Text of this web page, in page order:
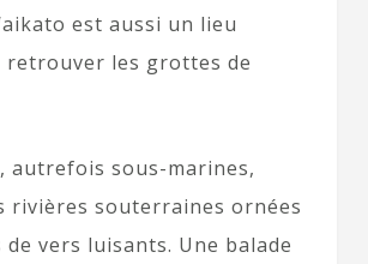
est aussi un lieu
retrouver les grottes de
autrefois sous-marines,
rivières souterraines ornées
vers luisants. Une balade